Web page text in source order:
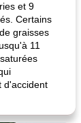
et 9
Certains
graisses
11
d'accident